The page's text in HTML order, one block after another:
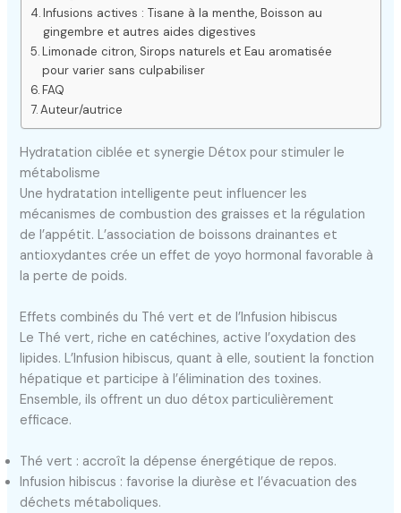
Infusions actives : Tisane à la menthe, Boisson au
gingembre et autres aides digestives
Limonade citron, Sirops naturels et Eau aromatisée
pour varier sans culpabiliser
FAQ
Auteur/autrice
Hydratation ciblée et synergie Détox pour stimuler le
métabolisme
Une hydratation intelligente peut influencer les
mécanismes de combustion des graisses et la régulation
de l’appétit. L’association de boissons drainantes et
antioxydantes crée un effet de yoyo hormonal favorable à
la perte de poids.
Effets combinés du Thé vert et de l’Infusion hibiscus
Le Thé vert, riche en catéchines, active l’oxydation des
lipides. L’Infusion hibiscus, quant à elle, soutient la fonction
hépatique et participe à l’élimination des toxines.
Ensemble, ils offrent un duo détox particulièrement
efficace.
Thé vert : accroît la dépense énergétique de repos.
Infusion hibiscus : favorise la diurèse et l’évacuation des
déchets métaboliques.